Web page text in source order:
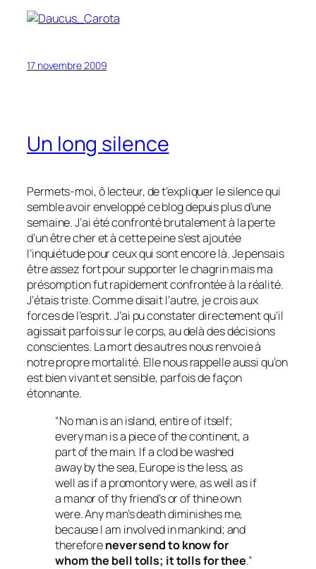
17 novembre 2009
Un long silence
Permets-moi, ô lecteur, de t’expliquer le silence qui
semble avoir enveloppé ce blog depuis plus d’une
semaine. J’ai été confronté brutalement à la perte
d’un être cher et à cette peine s’est ajoutée
l’inquiétude pour ceux qui sont encore là. Je pensais
être assez fort pour supporter le chagrin mais ma
présomption fut rapidement confrontée à la réalité.
J’étais triste. Comme disait l’autre, je crois aux
forces de l’esprit. J’ai pu constater directement qu’il
agissait parfois sur le corps, au delà des décisions
conscientes. La mort des autres nous renvoie à
notre propre mortalité. Elle nous rappelle aussi qu’on
est bien vivant et sensible, parfois de façon
étonnante.
“No man is an island, entire of itself;
every man is a piece of the continent, a
part of the main. If a clod be washed
away by the sea, Europe is the less, as
well as if a promontory were, as well as if
a manor of thy friend’s or of thine own
were. Any man’s death diminishes me,
because I am involved in mankind; and
thereforenever send to know for
whom the bell tolls; it tolls for thee.”